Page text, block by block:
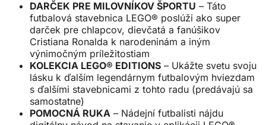
DARČEK PRE MILOVNÍKOV ŠPORTU – Táto
futbalová stavebnica LEGO® poslúži ako super
darček pre chlapcov, dievčatá a fanúšikov
Cristiana Ronalda k narodeninám a iným
výnimočným príležitostiam
KOLEKCIA LEGO® EDITIONS – Ukážte svetu svoju
lásku k ďalším legendárnym futbalovým hviezdam
s ďalšími stavebnicami z tohto radu (predávajú sa
samostatne)
POMOCNÁ RUKA – Nádejní futbalisti nájdu